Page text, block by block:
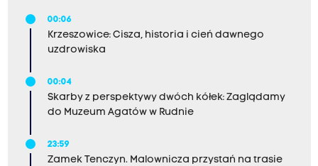
00:06
Krzeszowice: Cisza, historia i cień dawnego
uzdrowiska
00:04
Skarby z perspektywy dwóch kółek: Zaglądamy
do Muzeum Agatów w Rudnie
23:59
Zamek Tenczyn. Malownicza przystań na trasie